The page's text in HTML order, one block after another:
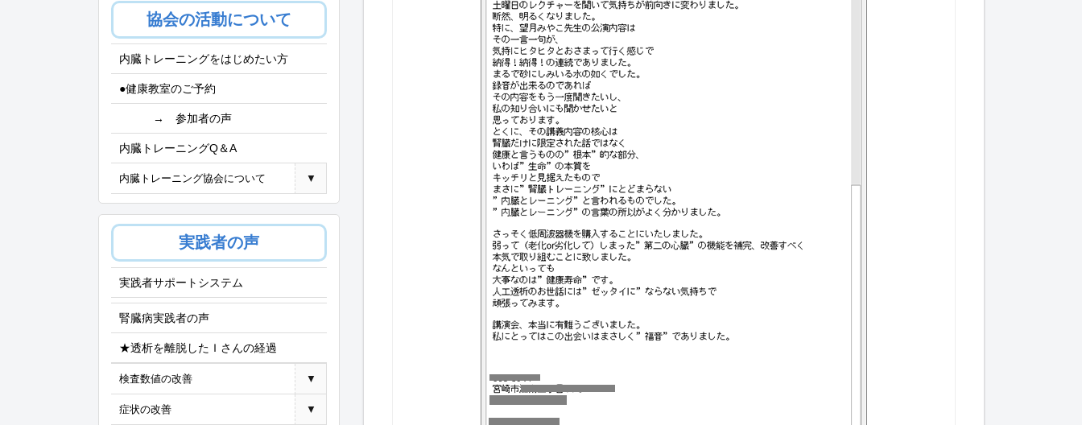
協会の活動について
内臓トレーニングをはじめたい方
●健康教室のご予約
→ 参加者の声
内臓トレーニングQ＆A
内臓トレーニング協会について ▼
実践者の声
実践者サポートシステム
腎臓病実践者の声
★透析を離脱したＩさんの経過
検査数値の改善 ▼
症状の改善 ▼